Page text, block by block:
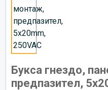
Букса гнездо,
предпазител,